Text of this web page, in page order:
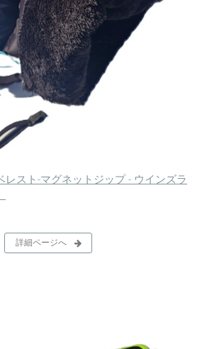
レスト-マグネットジップ - ウインズラ
詳細ページへ